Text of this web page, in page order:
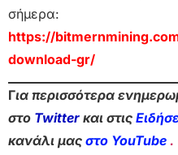
σήμερα:
https://
download-gr/
Για περισσότερα
στο Twitter και στις
κανάλι μας στο YouTube .